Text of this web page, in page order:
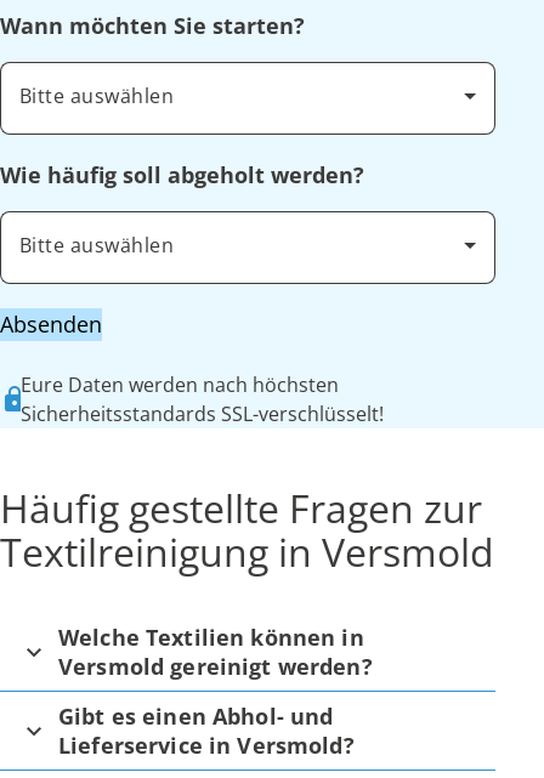
Wann möchten Sie starten?
Bitte auswählen
Wie häufig soll abgeholt werden?
Bitte auswählen
Absenden
Eure Daten werden nach höchsten
Sicherheitsstandards SSL-verschlüsselt!
Häufig gestellte Fragen zur
Textilreinigung in Versmold
Welche Textilien können in
Versmold gereinigt werden?
Gibt es einen Abhol- und
Lieferservice in Versmold?